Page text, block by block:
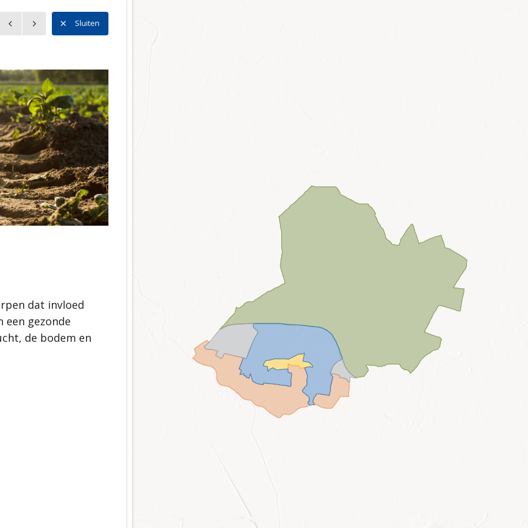
Noord
Zuid
Centrum
Bedrijventerreinen
en mobiliteit
Sluiten
dat invloed
een gezonde
de bodem en